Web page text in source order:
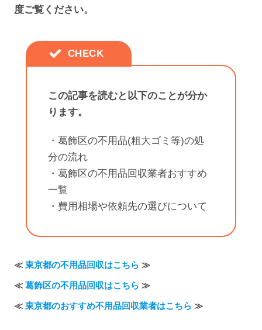
度ご覧ください。
この記事を読むと以下のことが分か
ります。
・葛飾区の不用品(粗大ゴミ等)の処
分の流れ
・葛飾区の不用品回収業者おすすめ
一覧
・費用相場や依頼先の選びについて
≪ 東京都の不用品回収はこちら ≫
≪ 葛飾区の不用品回収はこちら ≫
≪ 東京都のおすすめ不用品回収業者はこちら ≫